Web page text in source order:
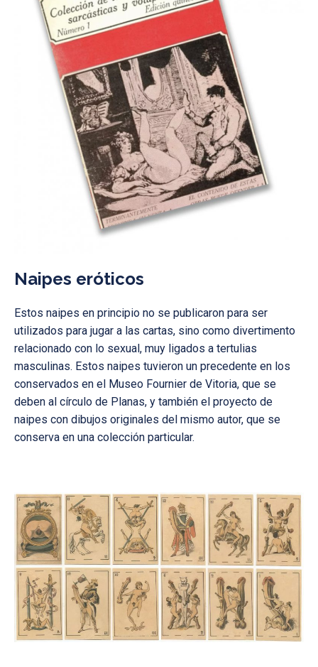
Naipes eróticos
Estos naipes en principio no se publicaron para ser
utilizados para jugar a las cartas, sino como divertimento
relacionado con lo sexual, muy ligados a tertulias
masculinas. Estos naipes tuvieron un precedente en los
conservados en el Museo Fournier de Vitoria, que se
deben al círculo de Planas, y también el proyecto de
naipes con dibujos originales del mismo autor, que se
conserva en una colección particular.